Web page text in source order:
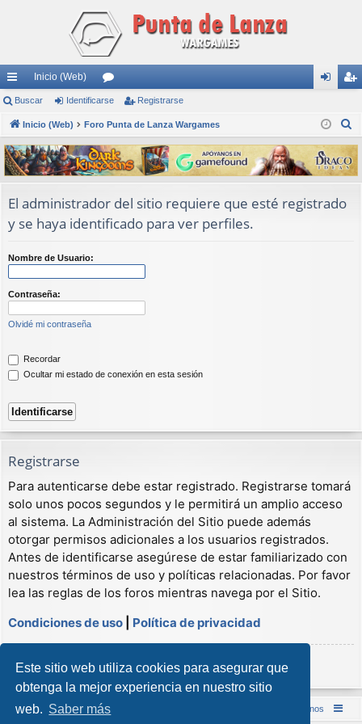
Este sitio web utiliza cookies para asegurar que
obtenga la mejor experiencia en nuestro sitio
web. Saber más
nl
ac
es
rá
pi
do
Inicio (Web)
or
os nti
fic
ar
ist
ra
rs
Buscar Identificarse Registrarse
Inicio (Web) Foro Punta de Lanza Wargames
s
c
El administrador del sitio requiere que esté registrado
y se haya identificado para ver perfiles.
Nombre de Usuario:
Contraseña:
Olvidé mi contraseña
Recordar
Ocultar mi estado de conexión en esta sesión
Registrarse
Para autenticarse debe estar registrado. Registrarse tomará
solo unos pocos segundos y le permitirá un amplio acceso
al sistema. La Administración del Sitio puede además
otorgar permisos adicionales a los usuarios registrados.
Antes de identificarse asegúrese de estar familiarizado con
nuestros términos de uso y políticas relacionadas. Por favor
lea las reglas de los foros mientras navega por el Sitio.
Condiciones de uso
Política de privacidad
Registrarse
Inicio (Web) Foro Punta de Lanza Wargames Contáctenos